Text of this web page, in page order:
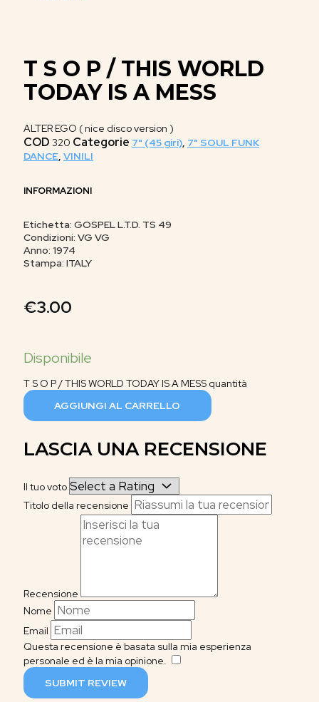
T S O P / THIS WORLD
TODAY IS A MESS
ALTER EGO ( nice disco version )
COD 320 Categorie 7" (45 giri), 7" SOUL FUNK
DANCE, VINILI
INFORMAZIONI
Etichetta: GOSPEL L.T.D. TS 49
Condizioni: VG VG
Anno: 1974
Stampa: ITALY
€3.00
T S O P / THIS WORLD TODAY IS A MESS quantità
AGGIUNGI AL CARRELLO
LASCIA UNA RECENSIONE
Il tuo voto
Titolo della recensione
Recensione
Nome
Email
Questa recensione è basata sulla mia esperienza
personale ed è la mia opinione.
SUBMIT REVIEW